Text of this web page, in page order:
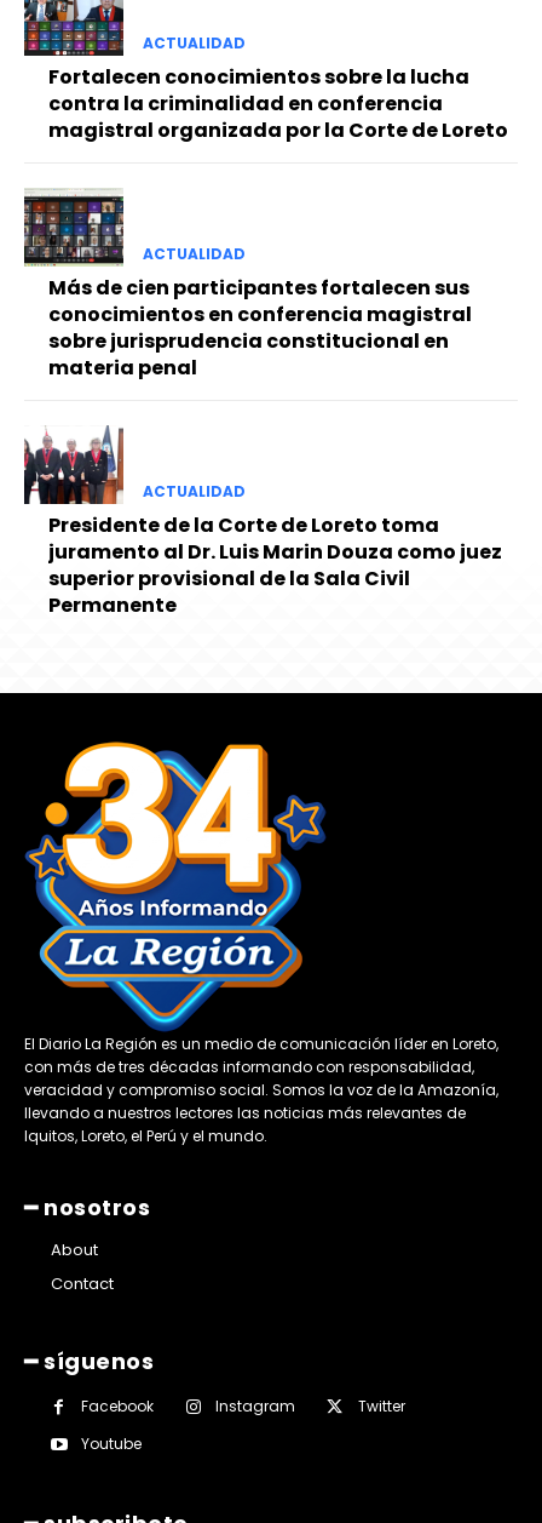
ACTUALIDAD
Fortalecen conocimientos sobre la lucha
contra la criminalidad en conferencia
magistral organizada por la Corte de Loreto
ACTUALIDAD
Más de cien participantes fortalecen sus
conocimientos en conferencia magistral
sobre jurisprudencia constitucional en
materia penal
ACTUALIDAD
Presidente de la Corte de Loreto toma
juramento al Dr. Luis Marin Douza como juez
superior provisional de la Sala Civil
Permanente
El Diario La Región es un medio de comunicación líder en Loreto,
con más de tres décadas informando con responsabilidad,
veracidad y compromiso social. Somos la voz de la Amazonía,
llevando a nuestros lectores las noticias más relevantes de
Iquitos, Loreto, el Perú y el mundo.
━ nosotros
About
Contact
━ síguenos
Facebook Instagram
Twitter
Youtube